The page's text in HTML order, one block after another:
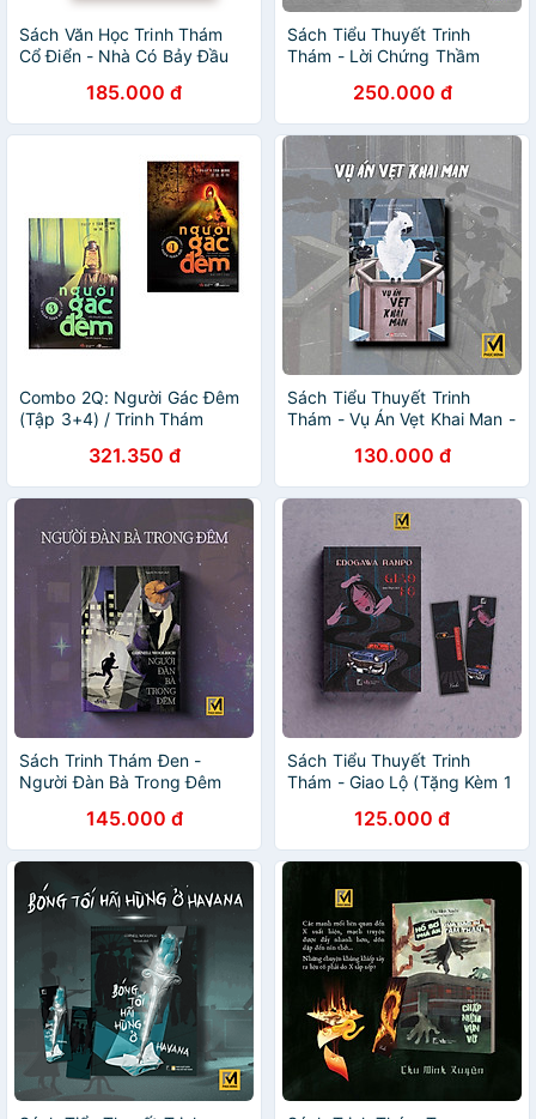
Sách Văn Học Trinh Thám
Cổ Điển - Nhà Có Bảy Đầu
185.000 đ
Sách Tiểu Thuyết Trinh
Thám - Lời Chứng Thầm
Phuc Minh Books
250.000 đ
Combo 2Q: Người Gác Đêm
(Tập 3+4) / Trinh Thám
321.350 đ
Sách Tiểu Thuyết Trinh
Thám - Vụ Án Vẹt Khai Man -
Minh Books130.000 đ
Sách Trinh Thám Đen -
Người Đàn Bà Trong Đêm
Phuc Minh Books
145.000 đ
Sách Tiểu Thuyết Trinh
Thám - Giao Lộ (Tặng Kèm 1
Phuc Minh Books
125.000 đ